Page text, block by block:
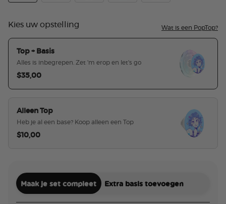
Kies uw opstelling Wat is een PopTop?
Top + Basis
Alles is inbegrepen. Zet 'm erop en let's go
$35,00
Alleen Top
Heb je al een base? Koop alleen een Top
$10,00
Maak je set compleet Extra basis toevoegen